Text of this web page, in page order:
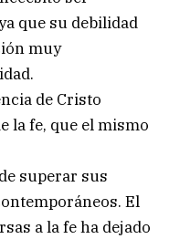
que su debilidad
muy
de Cristo
la fe, que el mismo
superar sus
El
a la fe ha dejado